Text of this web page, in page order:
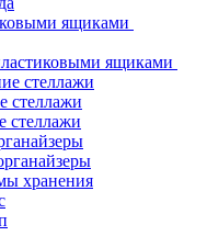
ящиками
ящиками
стеллажи
стеллажи
стеллажи
хранения